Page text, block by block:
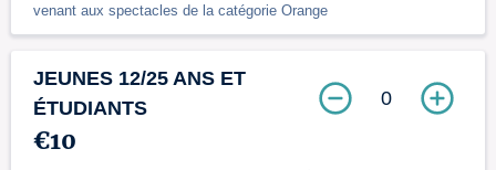
venant aux spectacles de la catégorie Orange
JEUNES 12/25 ANS ET
ÉTUDIANTS
€10
0